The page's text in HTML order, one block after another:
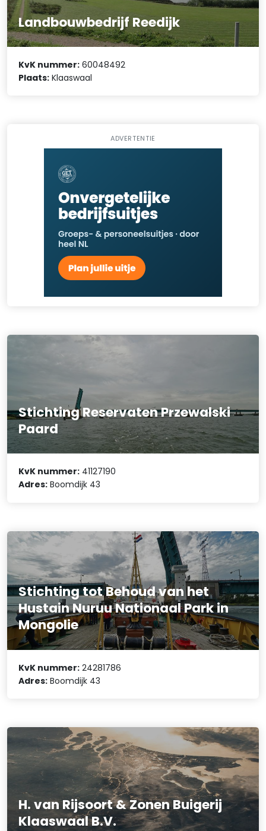
Landbouwbedrijf Reedijk
KvK nummer: 60048492
Plaats: Klaaswaal
ADVERTENTIE
Stichting Reservaten Przewalski
Paard
KvK nummer: 41127190
Adres: Boomdijk 43
Stichting tot Behoud van het
Hustain Nuruu Nationaal Park in
Mongolie
KvK nummer: 24281786
Adres: Boomdijk 43
H. van Rijsoort & Zonen Buigerij
Klaaswaal B.V.